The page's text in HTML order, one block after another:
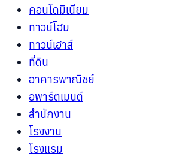
คอนโดมิเนียม
ทาวน์โฮม
ทาวน์เฮาส์
ที่ดิน
อาคารพาณิชย์
อพาร์ตเมนต์
สำนักงาน
โรงงาน
โรงแรม